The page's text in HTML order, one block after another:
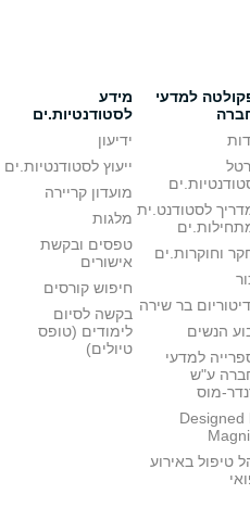
למדעי
לסטודנט.ית
וחוקרות.ים
בר שירה
הנשים
למדעי
ע"ש
מוס
Designed
טיפול באירוע
מידע
לסטודנטיות.ים
ידיעון
ייעוץ לסטודנטיות.ים
מועדון קריירה
מלגות
טפסים ובקשת
אישורים
חיפוש קורסים
בקשה לסיום
לימודים (טופס
טיולים)